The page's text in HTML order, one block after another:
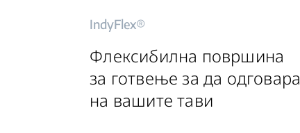
IndyFlex®
Флексибилна површина
за готвење за да одговара
на вашите тави